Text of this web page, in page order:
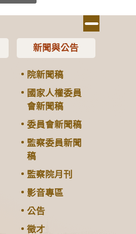
新聞與公告
院新聞稿
國家人權委員
會新聞稿
委員會新聞稿
監察委員新聞
稿
監察院月刊
影音專區
公告
徵才